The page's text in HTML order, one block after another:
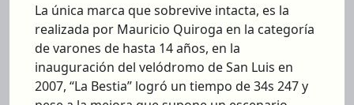
La única marca que sobrevive intacta, es la
realizada por Mauricio Quiroga en la categoría
de varones de hasta 14 años, en la
inauguración del velódromo de San Luis en
2007, “La Bestia” logró un tiempo de 34s 247 y